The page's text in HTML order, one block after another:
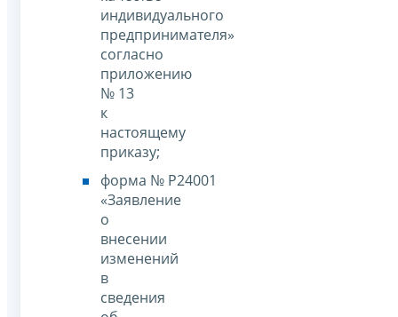
индивидуального
предпринимателя»
согласно
приложению
№ 13
к
настоящему
приказу;
форма № Р24001
«Заявление
о
внесении
изменений
в
сведения